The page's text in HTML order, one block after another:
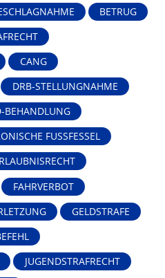
BETRUG
CANG
DRB-STELLUNGNAHME
BEHANDLUNG
FUSSFESSEL
FAHRVERBOT
GELDSTRAFE
JUGENDSTRAFRECHT